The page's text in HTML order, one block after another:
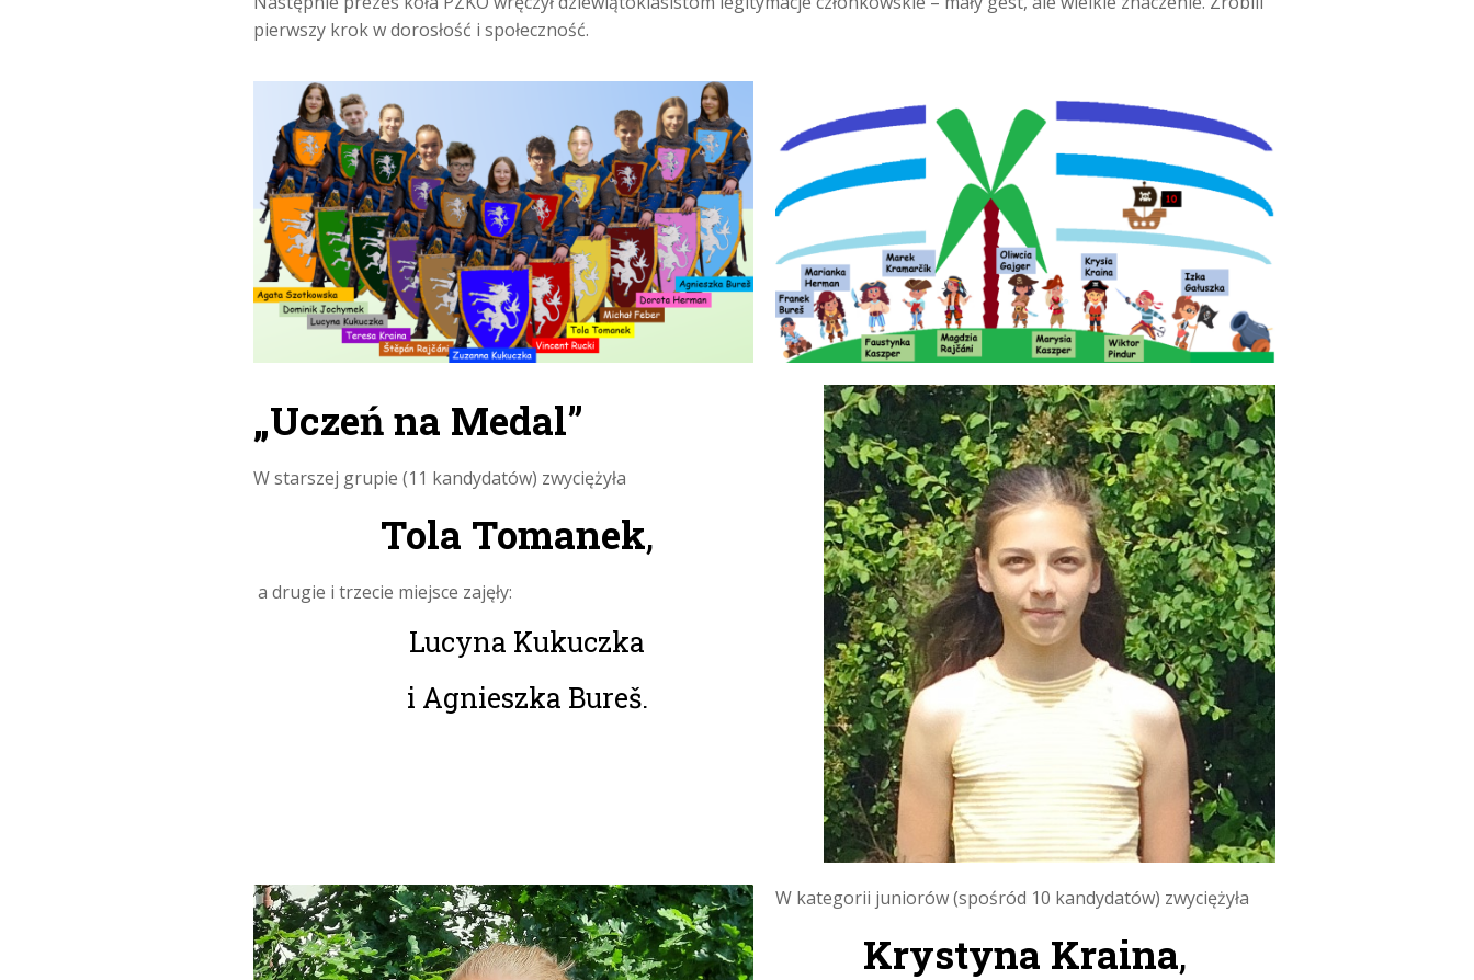
pierwszy krok w dorosłość i społeczność.
„Uczeń na Medal”
W starszej grupie (11 kandydatów) zwyciężyła
Tola Tomanek,
a drugie i trzecie miejsce zajęły:
Lucyna Kukuczka
i Agnieszka Bureš.
W kategorii juniorów (spośród 10 kandydatów) zwyciężyła
Krystyna Kraina,